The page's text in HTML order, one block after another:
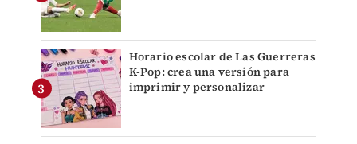
Horario escolar de Las Guerreras
K-Pop: crea una versión para
imprimir y personalizar